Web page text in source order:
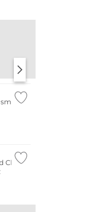
KKNEKKI
Class